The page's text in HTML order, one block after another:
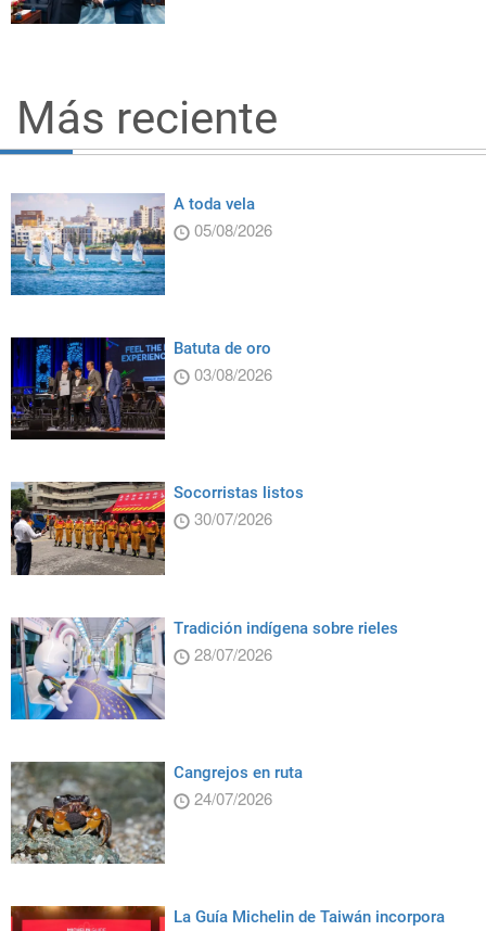
Más reciente
A toda vela
05/08/2026
Batuta de oro
03/08/2026
Socorristas listos
30/07/2026
Tradición indígena sobre rieles
28/07/2026
Cangrejos en ruta
24/07/2026
La Guía Michelin de Taiwán incorpora